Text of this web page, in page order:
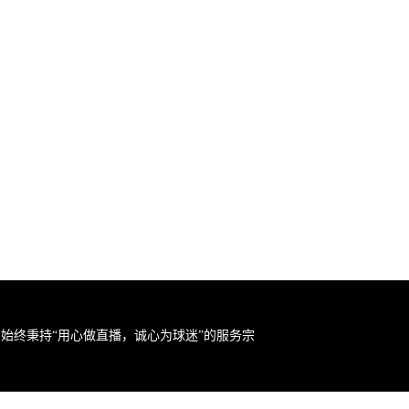
终秉持“用心做直播，诚心为球迷”的服务宗